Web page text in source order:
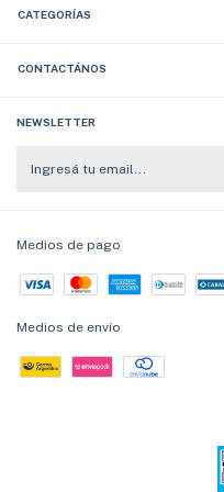
CATEGORÍAS
CONTACTÁNOS
NEWSLETTER
Medios de pago
Medios de envío